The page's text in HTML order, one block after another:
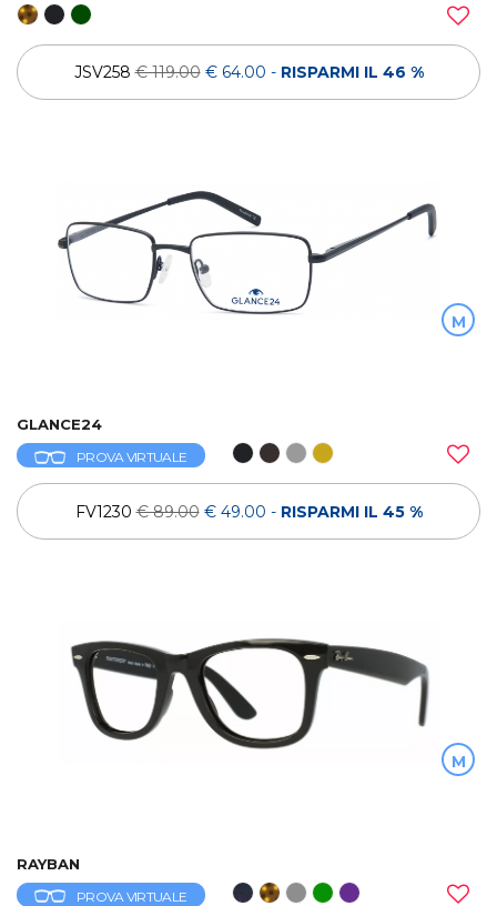
JSV258€ 119.00 € 64.00 - RISPARMI IL 46 %
M
GLANCE24
PROVA VIRTUALE
FV1230€ 89.00 € 49.00 - RISPARMI IL 45 %
M
RAYBAN
PROVA VIRTUALE